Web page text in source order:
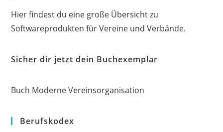
Hier findest du eine große Übersicht zu
Softwareprodukten für Vereine und Verbände.
Sicher dir jetzt dein Buchexemplar
Buch Moderne Vereinsorganisation
Berufskodex